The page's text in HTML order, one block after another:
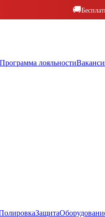
🚚
Программа лояльности
Защита